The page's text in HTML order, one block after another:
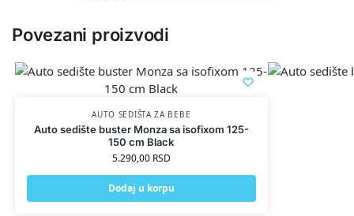
Povezani proizvodi
AUTO SEDIŠTA ZA BEBE
Auto sedište buster Monza sa isofixom 125-
150 cm Black
5.290,00 RSD
Dodaj u korpu